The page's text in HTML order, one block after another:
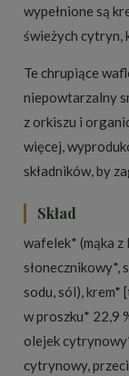
wypełnione są
świeżych cytryn,
Te chrupiące
niepowtarzalny
z orkiszu i
więcej,
składników, by
Skład
wafelek* (mąka z
słonecznikowy*,
sodu, sól), krem*
w proszku* 22,9
olejek
cytrynowy,